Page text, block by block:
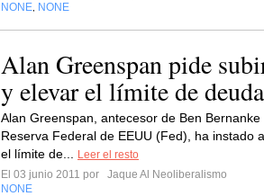
NONE NONE
Alan Greenspan pide
y elevar el límite de
Alan Greenspan, antecesor de Ben
Reserva Federal de EEUU (Fed), ha instado
el límite de...
Leer el resto
El 03 junio 2011 por
Jaque Al Neoliberalismo
NONE